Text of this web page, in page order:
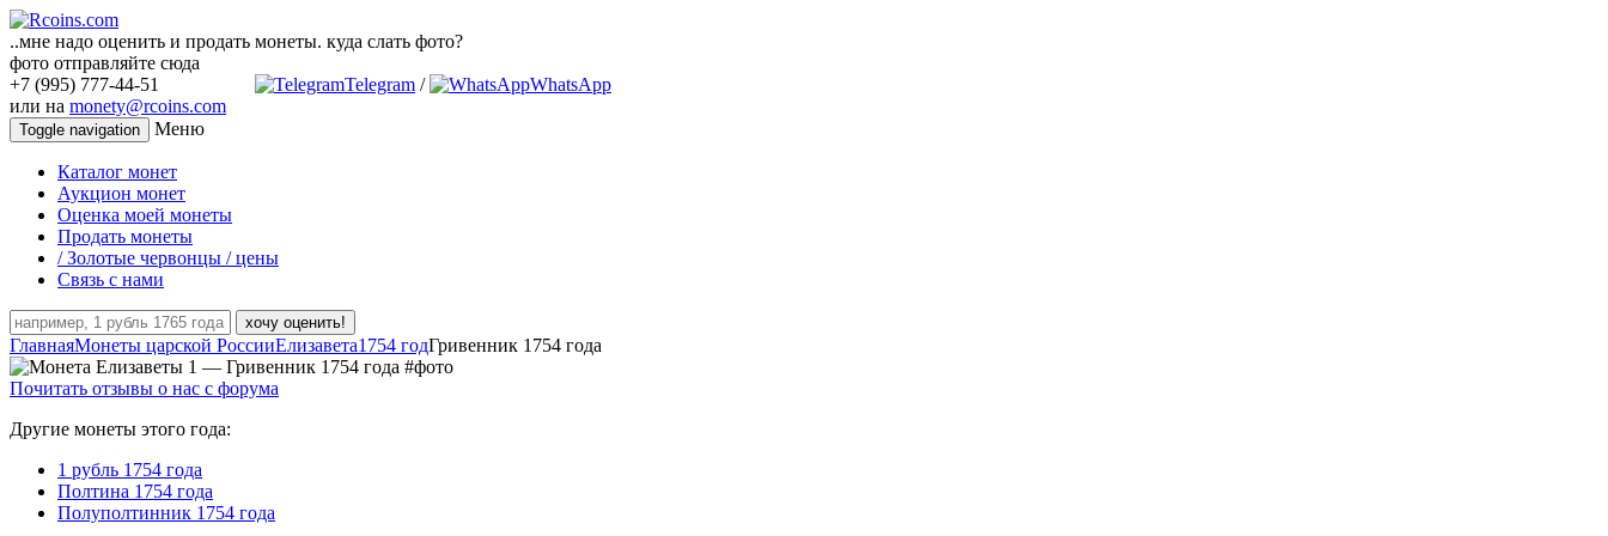
..мне надо оценить и продать монеты. куда слать фото?
фото отправляйте сюда
+7 (995) 777-44-51
Telegram /
WhatsApp
или на monety@rcoins.com
Toggle navigation Меню
Каталог монет
Аукцион монет
Оценка моей монеты
Продать монеты
/ Золотые червонцы / цены
Связь с нами
хочу оценить!
ГлавнаяМонеты царской РоссииЕлизавета1754 годГривенник 1754 года
Почитать отзывы о нас с форума
Другие монеты этого года:
1 рубль 1754 года
Полтина 1754 года
Полуполтинник 1754 года